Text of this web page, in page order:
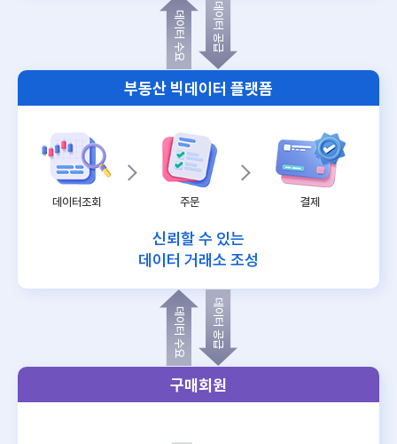
데이터 공급
데이터 수요
부동산 빅데이터 플랫폼
데이터조회 주문 결제
신뢰할 수 있는
데이터 거래소 조성
데이터 공급
데이터 수요
구매회원